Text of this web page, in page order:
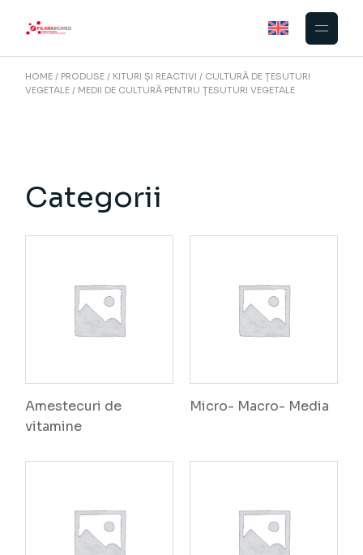
HOME PRODUSE KITURI ȘI REACTIVI
CULTURĂ DE ȚESUTURI
VEGETALE
MEDII DE CULTURĂ PENTRU ȚESUTURI VEGETALE
Categorii
Amestecuri de
vitamine
Micro- Macro- Media